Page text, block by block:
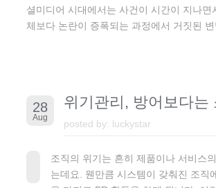
셜미디어 시대에서는 사건이 시간이 지나
체보다 논란이 증폭되는 과정에서 거짓된 변
28
Aug
위기관리, 방어보다는
posted by: luckystar
조직의 위기는 흔히 제품이나 서비스
는데요. 웬만큼 시스템이 갖춰진 조직